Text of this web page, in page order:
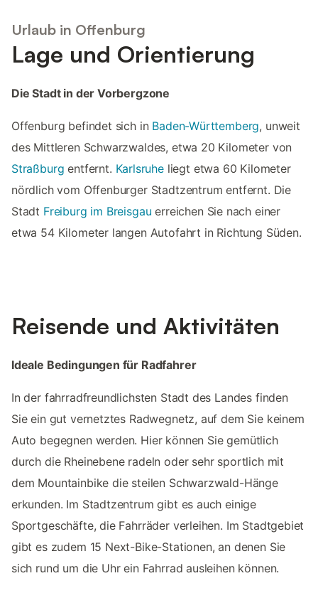
Urlaub in Offenburg
Lage und Orientierung
Die Stadt in der Vorbergzone
Offenburg befindet sich in Baden-Württemberg, unweit
des Mittleren Schwarzwaldes, etwa 20 Kilometer von
Straßburg entfernt. Karlsruheliegt etwa 60 Kilometer
nördlich vom Offenburger Stadtzentrum entfernt. Die
Stadt Freiburg im Breisgau erreichen Sie nach einer
etwa 54 Kilometer langen Autofahrt in Richtung Süden.
Reisende und Aktivitäten
Ideale Bedingungen für Radfahrer
In der fahrradfreundlichsten Stadt des Landes finden
Sie ein gut vernetztes Radwegnetz, auf dem Sie keinem
Auto begegnen werden. Hier können Sie gemütlich
durch die Rheinebene radeln oder sehr sportlich mit
dem Mountainbike die steilen Schwarzwald-Hänge
erkunden. Im Stadtzentrum gibt es auch einige
Sportgeschäfte, die Fahrräder verleihen. Im Stadtgebiet
gibt es zudem 15 Next-Bike-Stationen, an denen Sie
sich rund um die Uhr ein Fahrrad ausleihen können.